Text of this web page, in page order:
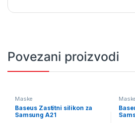
Povezani proizvodi
Maske
Baseus Zastitni silikon za
Samsung A21